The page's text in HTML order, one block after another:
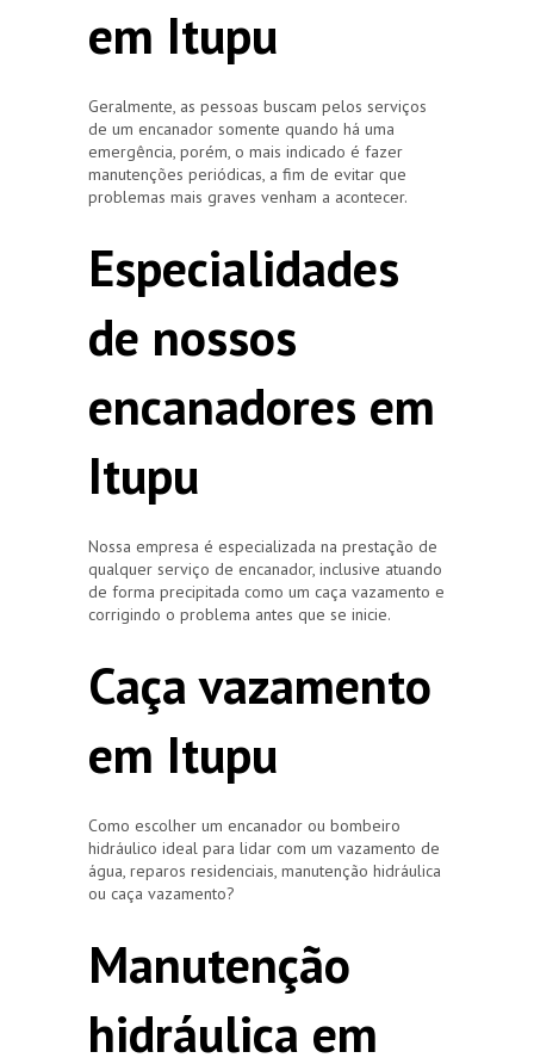
em Itupu
Geralmente, as pessoas buscam pelos serviços
de um encanador somente quando há uma
emergência, porém, o mais indicado é fazer
manutenções periódicas, a fim de evitar que
problemas mais graves venham a acontecer.
Especialidades
de nossos
encanadores em
Itupu
Nossa empresa é especializada na prestação de
qualquer serviço de encanador, inclusive atuando
de forma precipitada como um caça vazamento e
corrigindo o problema antes que se inicie.
Caça vazamento
em Itupu
Como escolher um encanador ou bombeiro
hidráulico ideal para lidar com um vazamento de
água, reparos residenciais, manutenção hidráulica
ou caça vazamento?
Manutenção
hidráulica em